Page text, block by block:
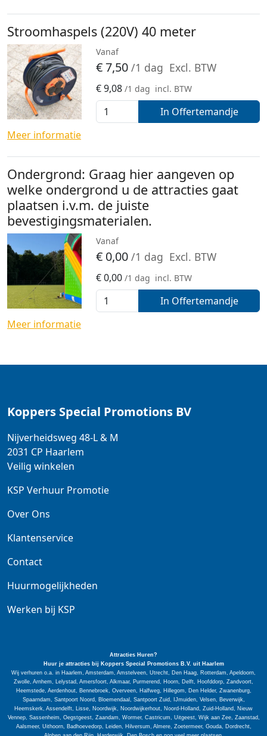
Stroomhaspels (220V) 40 meter
Vanaf
€7,50 /1 dag Excl. BTW
€9,08 /1 dag incl. BTW
In Offertemandje
Meer informatie
Ondergrond: Graag hier aangeven op
welke ondergrond u de attracties gaat
plaatsen i.v.m. de juiste
bevestigingsmaterialen.
Vanaf
€ 0,00 /1 dag Excl. BTW
€0,00 /1 dag incl. BTW
In Offertemandje
Meer informatie
Koppers Special Promotions BV
Nijverheidsweg 48-L & M
2031 CP Haarlem
Veilig winkelen
KSP Verhuur Promotie
Over Ons
Klantenservice
Contact
Huurmogelijkheden
Werken bij KSP
Attracties Huren?
Huur je attracties bij Koppers Special
PromotionsB.V. uit Haarlem
Wij verhuren o.a. in Haarlem, Amsterdam, Amstelveen, Utrecht, Den Haag, Rotterdam, Apeldoorn,
Zwolle, Arnhem, Lelystad, Amersfoort, Alkmaar, Purmerend, Hoorn, Delft, Hoofddorp, Zandvoort,
Heemstede, Aerdenhout, Bennebroek, Overveen, Halfweg, Hillegom, Den Helder, Zwanenburg,
Spaarndam, Santpoort Noord, Bloemendaal, Santpoort Zuid, IJmuiden, Velsen, Beverwijk,
Heemskerk, Assendelft, Lisse, Noordwijk, Noordwijkerhout, Noord-Holland, Zuid-Holland, Nieuw
Vennep, Sassenheim, Oegstgeest, Zaandam, Wormer, Castricum, Uitgeest, Wijk aan Zee, Zaanstad,
Aalsmeer, Uithoorn, Badhoevedorp, Leiden, Hilversum, Almere, Zoetermeer, Gouda, Dordrecht,